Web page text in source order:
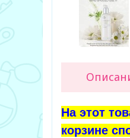
На этот
корзине